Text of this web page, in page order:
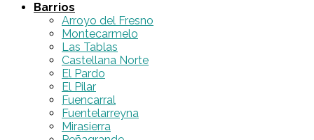
Barrios
Arroyo del Fresno
Montecarmelo
Las Tablas
Castellana Norte
El Pardo
El Pilar
Fuencarral
Fuentelarreyna
Mirasierra